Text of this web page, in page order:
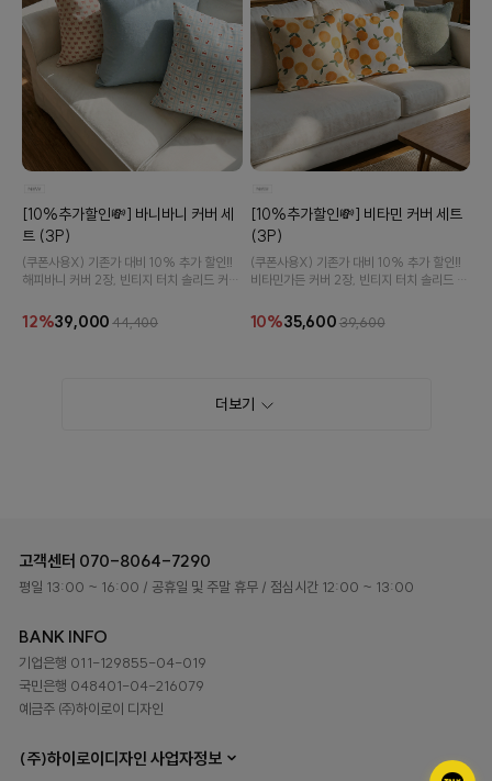
[10%추가할인💸] 바니바니 커버 세
트 (3P)
(쿠폰사용X) 기존가 대비 10% 추가 할인‼️
해피바니 커버 2장, 빈티지 터치 솔리드 커버
니다.
12%39,000 44,400
[10%추가할인💸] 비타민 커버 세트
(3P)
(쿠폰사용X) 기존가 대비 10% 추가 할인‼️
비타민가든 커버 2장, 빈티지 터치 솔리드 커
트입니다.
10%35,600 39,600
더보기
고객센터 070-8064-7290
평일 13:00 ~ 16:00 / 공휴일 및 주말 휴무 / 점심시간 12:00 ~ 13:00
BANK INFO
기업은행 011-129855-04-019
국민은행 048401-04-216079
예금주 ㈜하이로이 디자인
(주)하이로이디자인 사업자정보